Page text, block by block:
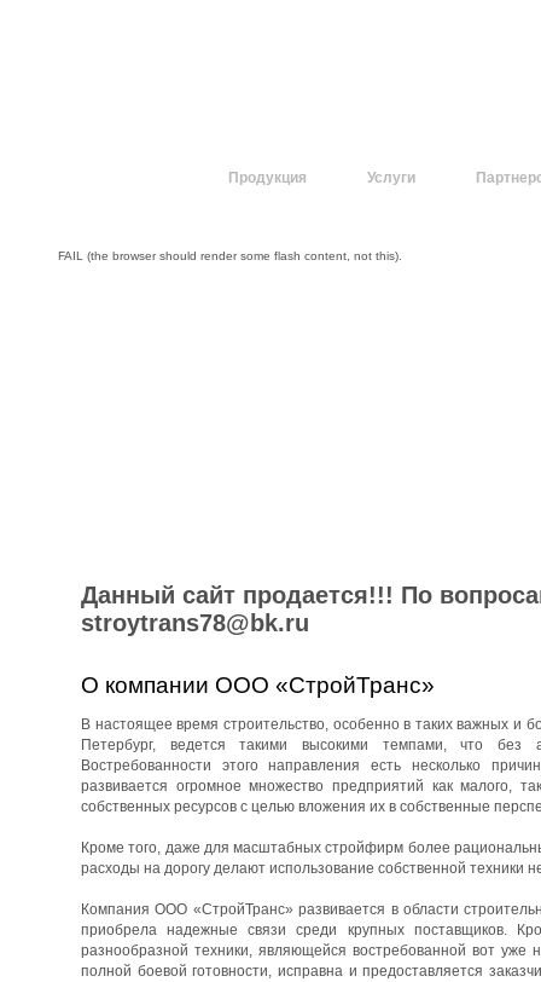
Продукция Услуги
FAIL (the browser should render some flash content, not this).
Данный сайт продается!!! По
stroytrans78@bk.ru
О компании ООО «СтройТранс»
В настоящее время строительство, особенно в таких важных и
Петербург, ведется такими высокими темпами, что без
Востребованности этого направления есть несколько
развивается огромное множество предприятий как малого,
собственных ресурсов с целью вложения их в собственные
Кроме того, даже для масштабных стройфирм более
расходы на дорогу делают использование собственной техники
Компания ООО «СтройТранс» развивается в области
приобрела надежные связи среди крупных поставщиков.
разнообразной техники, являющейся востребованной вот уже
полной боевой готовности, исправна и предоставляется